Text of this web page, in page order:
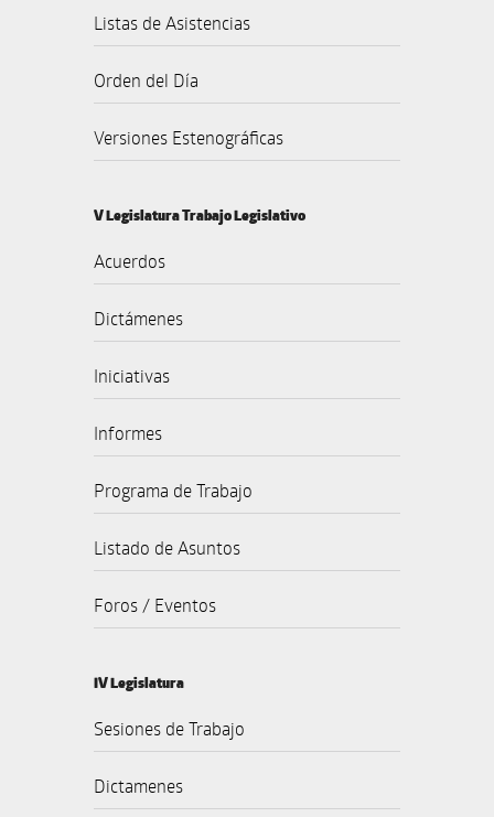
Listas de Asistencias
Orden del Día
Versiones Estenográficas
V Legislatura Trabajo Legislativo
Acuerdos
Dictámenes
Iniciativas
Informes
Programa de Trabajo
Listado de Asuntos
Foros / Eventos
IV Legislatura
Sesiones de Trabajo
Dictamenes